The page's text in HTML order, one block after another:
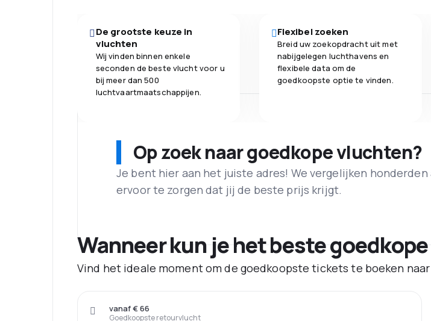
De grootste keuze in
vluchten
Wij vinden binnen enkele
seconden de beste vlucht voor u
bij meer dan 500
luchtvaartmaatschappijen.
Flexibel zoeken
Breid uw zoekopdracht uit met
nabijgelegen luchthavens en
flexibele data om de
goedkoopste optie te vinden.
Op zoek naar goedkope vluchten?
Je bent hier aan het juiste adres! We vergelijken
ervoor te zorgen dat jij de beste prijs krijgt.
Wanneer kun je het beste
Vind het ideale moment om de goedkoopste tickets te boeken naar
Goedkoopste retourvlucht
vanaf € 66